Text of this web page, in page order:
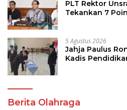
PLT Rektor
Tekankan 7
5 Agustus 2026
Jahja Paulus
Kadis
Berita Olahraga